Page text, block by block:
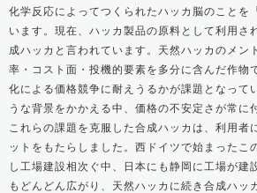
化学反応によってつくられたハッカ脳のことを
います。現在、ハッカ製品の原料として利用さ
成ハッカと言われています。天然ハッカのメン
率・コスト面・投機的要素を多分に含んだ作物
化による価格競争に耐えうるかが課題となって
うな背景をかかえる中、価格の不安定さが常に
これらの課題を克服した合成ハッカは、利用者
ットをもたらしました。西ドイツで始まったこ
し工場建設相次ぐ中、日本にも静岡に工場が建
もどんどん広がり、天然ハッカに続き合成ハッ